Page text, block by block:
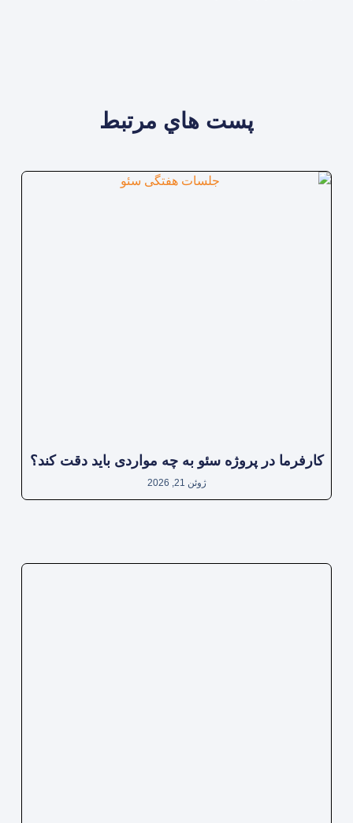
پست هاي مرتبط
کارفرما در پروژه سئو به چه مواردی باید دقت کند؟
ژوئن 21, 2026